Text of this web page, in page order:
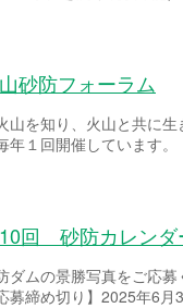
砂防フォーラム
山を知り、火山と共に
年１回開催しています。
回 砂防カレンダ
ダムの景勝写真をご応募
募締め切り】2025年6月